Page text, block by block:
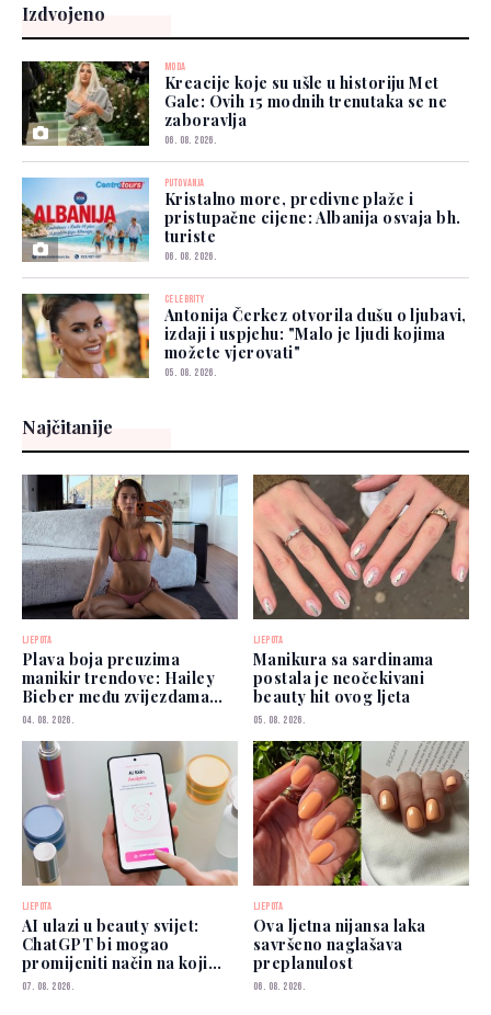
Izdvojeno
MODA
Kreacije koje su ušle u historiju Met
Gale: Ovih 15 modnih trenutaka se ne
zaboravlja
06. 08. 2026.
PUTOVANJA
Kristalno more, predivne plaže i
pristupačne cijene: Albanija osvaja bh.
turiste
06. 08. 2026.
CELEBRITY
Antonija Čerkez otvorila dušu o ljubavi,
izdaji i uspjehu: "Malo je ljudi kojima
možete vjerovati"
05. 08. 2026.
Najčitanije
LJEPOTA
Plava boja preuzima
manikir trendove: Hailey
Bieber među zvijezdama
koje je već nose
04. 08. 2026.
LJEPOTA
Manikura sa sardinama
postala je neočekivani
beauty hit ovog ljeta
05. 08. 2026.
LJEPOTA
AI ulazi u beauty svijet:
ChatGPT bi mogao
promijeniti način na koji
biramo šminku
07. 08. 2026.
LJEPOTA
Ova ljetna nijansa laka
savršeno naglašava
preplanulost
06. 08. 2026.